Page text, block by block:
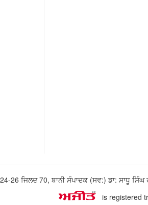
26 ਜਿਲਦ 70, ਬਾਨੀ ਸੰਪਾਦਕ (ਸਵ:) ਡਾ: ਸਾਧੂ
is registered